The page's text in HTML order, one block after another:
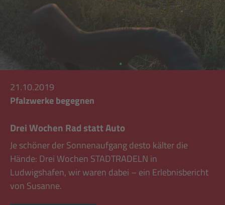
21.10.2019
Pfalzwerke begegnen
Drei Wochen Rad statt Auto
Je schöner der Sonnenaufgang desto kälter die
Hände: Drei Wochen STADTRADELN in
Ludwigshafen, wir waren dabei – ein Erlebnisbericht
von Susanne.